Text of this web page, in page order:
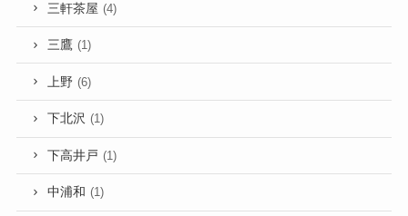
三軒茶屋 (4)
三鷹 (1)
上野 (6)
下北沢 (1)
下高井戸 (1)
中浦和 (1)